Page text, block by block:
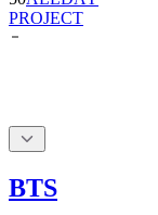
PROJECT
BTS